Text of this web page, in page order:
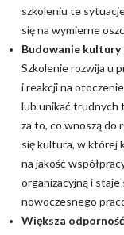
szkoleniu te
się na wymierne
Budowanie
Szkolenie rozwija u
i reakcji na
lub unikać trudnych
za to, co wnoszą do
się kultura, w której
na jakość
organizacyjną i
nowoczesnego
Większa